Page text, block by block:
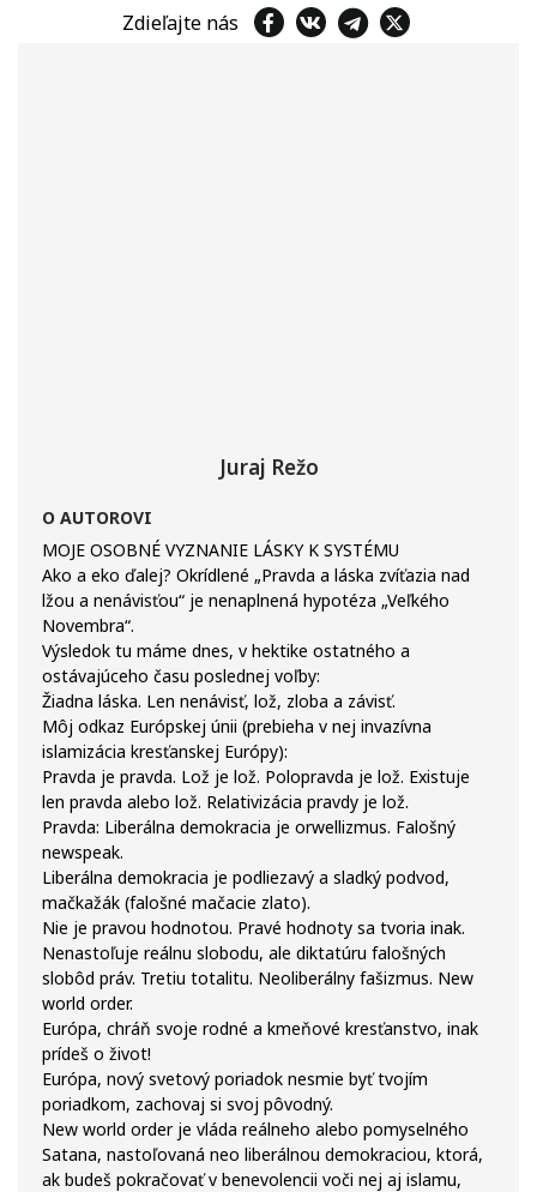
Zdieľajte nás
Juraj Režo
O AUTOROVI
MOJE OSOBNÉ VYZNANIE LÁSKY K SYSTÉMU
Ako a eko ďalej? Okrídlené „Pravda a láska zvíťazia nad
lžou a nenávisťou“ je nenaplnená hypotéza „Veľkého
Novembra“.
Výsledok tu máme dnes, v hektike ostatného a
ostávajúceho času poslednej voľby:
Žiadna láska. Len nenávisť, lož, zloba a závisť.
Môj odkaz Európskej únii (prebieha v nej invazívna
islamizácia kresťanskej Európy):
Pravda je pravda. Lož je lož. Polopravda je lož. Existuje
len pravda alebo lož. Relativizácia pravdy je lož.
Pravda: Liberálna demokracia je orwellizmus. Falošný
newspeak.
Liberálna demokracia je podliezavý a sladký podvod,
mačkažák (falošné mačacie zlato).
Nie je pravou hodnotou. Pravé hodnoty sa tvoria inak.
Nenastoľuje reálnu slobodu, ale diktatúru falošných
slobôd práv. Tretiu totalitu. Neoliberálny fašizmus. New
world order.
Európa, chráň svoje rodné a kmeňové kresťanstvo, inak
prídeš o život!
Európa, nový svetový poriadok nesmie byť tvojím
poriadkom, zachovaj si svoj pôvodný.
New world order je vláda reálneho alebo pomyselného
Satana, nastoľovaná neo liberálnou demokraciou, ktorá,
ak budeš pokračovať v benevolencii voči nej aj islamu,